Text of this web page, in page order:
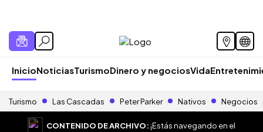
InicioNoticiasTurismoDinero y negociosVida
Turismo Las Cascadas Peter Parker Nativos Negocios
CONTENIDO DE ARCHIVO:¡Estás navegando en el